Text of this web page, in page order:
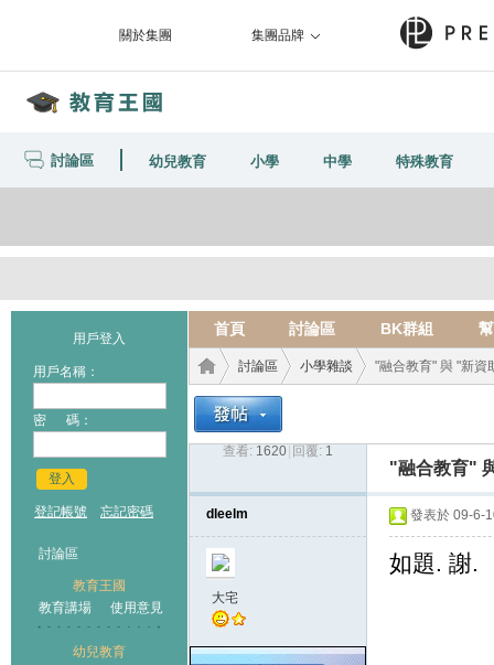
關於集團 集團品牌
討論區 幼兒教育 小學 中學 特殊教育
用戶登入
用戶名稱：
密 碼：
登入
登記帳號 忘記密碼
討論區
教育王國
教育講場
使用意見
幼兒教育
首頁 討論區 BK群組
討論區
›
小學雜談 "融合教育" 與 "新資
查看: 1620 回覆: 1
"融合教育"
dleelm
大宅
發表於 09-6-
如題. 謝.